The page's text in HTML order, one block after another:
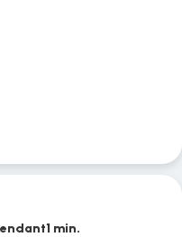
min.